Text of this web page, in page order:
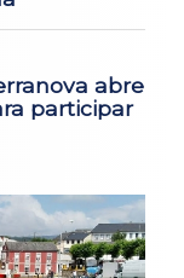
abre
participar